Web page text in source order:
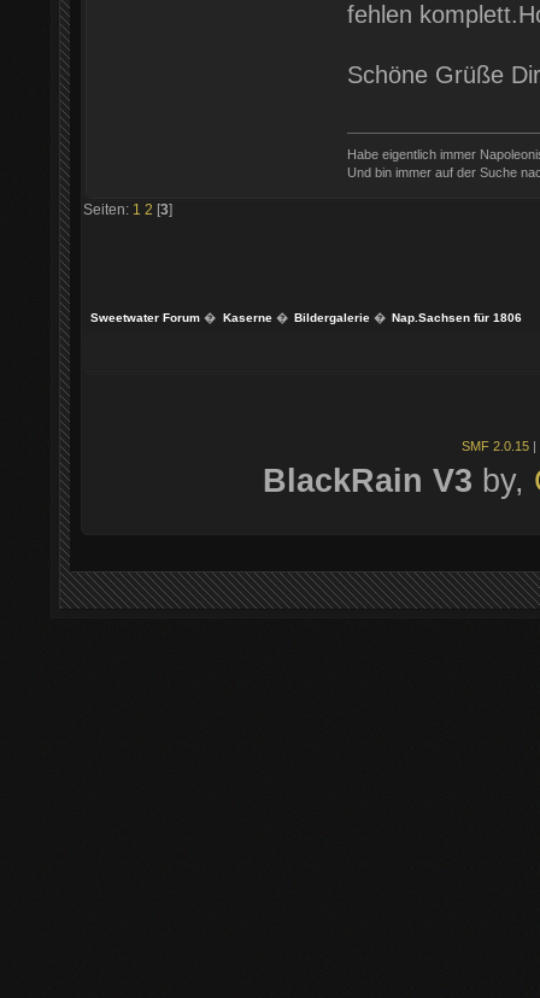
fehlen
Schöne Grüße
Habe eigentlich immer
Und bin immer auf der Suche
Seiten: 1 2 [3]
Sweetwater Forum � Kaserne� Bildergalerie� Nap.Sachsen für 1806
SMF 2.0.15 |
BlackRain V3 by,